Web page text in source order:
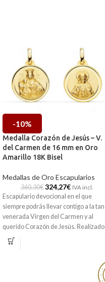
-10%
Medalla Corazón de Jesús – V.
del Carmen de 16 mm en Oro
Amarillo 18K Bisel
Medallas de Oro Escapularios
360,30€ 324,27€ IVA incl.
Escapulario devocional en el que
siempre podrás llevar contigo a la tan
venerada Virgen del Carmen y al
querido Corazón de Jesús. Realizado
en Oro amarillo de 18 kilates y 16 mm
de diámetro.
tiendas de Málaga, o si la compras